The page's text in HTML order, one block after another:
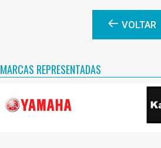
VOLTAR
MARCAS REPRESENTADAS